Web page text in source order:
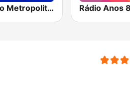
Rádio Metropolitana 98.5 FM Rádio Anos